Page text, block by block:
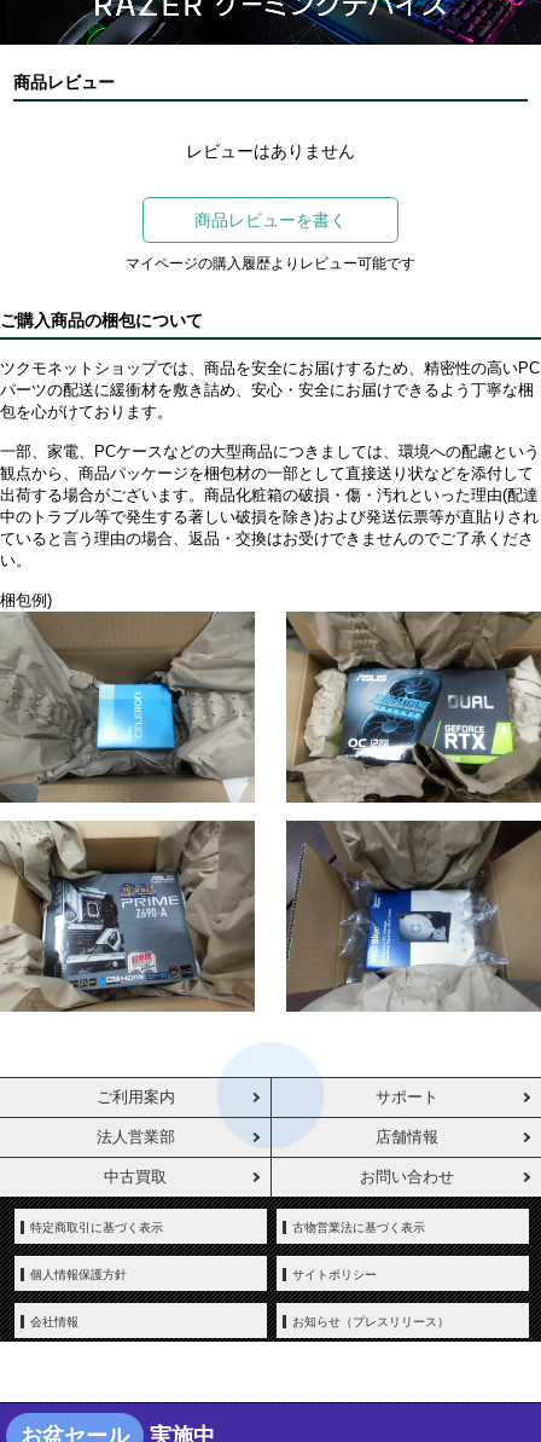
商品レビュー
レビューはありません
商品レビューを書く
マイページの購入履歴よりレビュー可能です
ご購入商品の梱包について
ツクモネットショップでは、商品を安全にお届けするため、精密性の高いPC
パーツの配送に緩衝材を敷き詰め、安心・安全にお届けできるよう丁寧な梱
包を心がけております。
一部、家電、PCケースなどの大型商品につきましては、環境への配慮という
観点から、商品パッケージを梱包材の一部として直接送り状などを添付して
出荷する場合がございます。商品化粧箱の破損・傷・汚れといった理由(配達
中のトラブル等で発生する著しい破損を除き)および発送伝票等が直貼りされ
ていると言う理由の場合、返品・交換はお受けできませんのでご了承くださ
い。
梱包例)
ご利用案内 サポート
法人営業部 店舗情報
中古買取 お問い合わせ
特定商取引に基づく表示 古物営業法に基づく表示
個人情報保護方針 サイトポリシー
会社情報 お知らせ（プレスリリース）
お盆セール 実施中